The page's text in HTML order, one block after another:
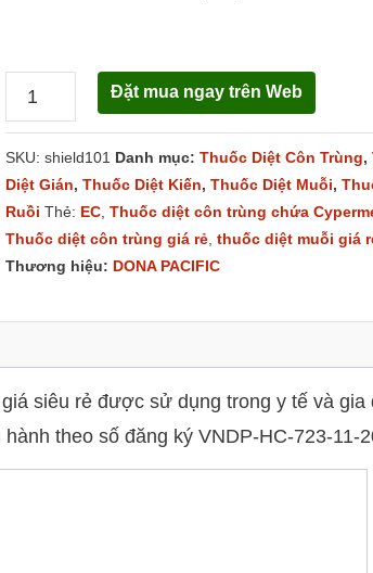
Shield
101EC
số
lượng
Đặt mua ngay trên Web
SKU: shield101 Danh mục: Thuốc Diệt Côn Trùng,
Diệt Gián, Thuốc Diệt Kiến, Thuốc Diệt Muỗi,
Ruồi Thẻ: EC Thuốc diệt côn trùng chứa
Thuốc diệt côn trùng giá rẻ thuốc diệt muỗi giá
Thương hiệu: DONA PACIFIC
siêu rẻ được sử dụng trong y tế và gia
theo số đăng ký VNDP-HC-723-11-